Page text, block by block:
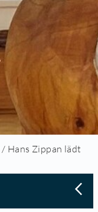
/ Hans Zippan lädt